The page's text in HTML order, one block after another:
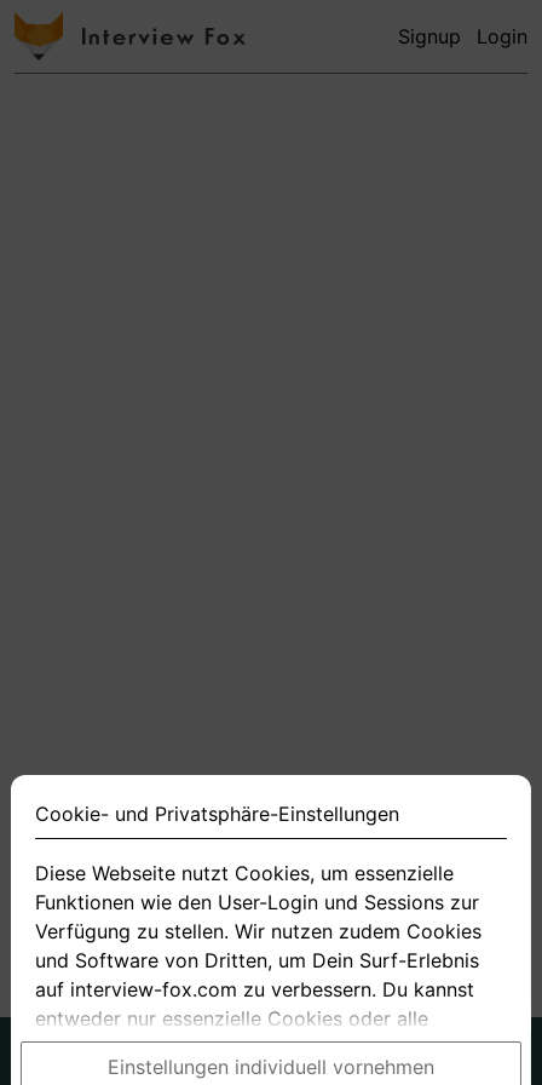
Signup Login
Cookie- und Privatsphäre-Einstellungen
Diese Webseite nutzt Cookies, um essenzielle
Funktionen wie den User-Login und Sessions zur
Verfügung zu stellen. Wir nutzen zudem Cookies
und Software von Dritten, um Dein Surf-Erlebnis
auf interview-fox.com zu verbessern. Du kannst
entweder nur essenzielle Cookies oder alle
Cookies akzeptieren. Du kannst Deine
Einstellungen jederzeit in unseren Cookie- und
Einstellungen individuell vornehmen